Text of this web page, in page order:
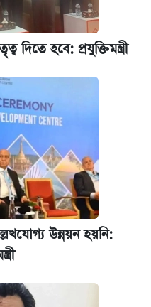
(৬ আগস্ট)
দিতে হবে: প্রযুক্তিমন্ত্রী
উন্নয়ন হয়নি: